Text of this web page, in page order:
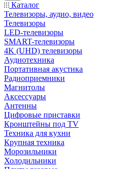
Каталог
Телевизоры, аудио, видео
Телевизоры
LED-телевизоры
SMART-телевизоры
4K (UHD) телевизоры
Аудиотехника
Портативная акустика
Радиоприемники
Магнитолы
Аксессуары
Антенны
Цифровые приставки
Кронштейны под TV
Техника для кухни
Крупная техника
Морозильники
Холодильники